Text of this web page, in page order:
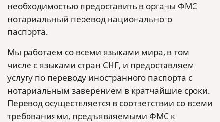
необходимостью предоставить в органы ФМС
нотариальный перевод национального
паспорта.
Мы работаем со всеми языками мира, в том
числе с языками стран СНГ, и предоставляем
услугу по переводу иностранного паспорта с
нотариальным заверением в кратчайшие сроки.
Перевод осуществляется в соответствии со всеми
требованиями, предъявляемыми ФМС к